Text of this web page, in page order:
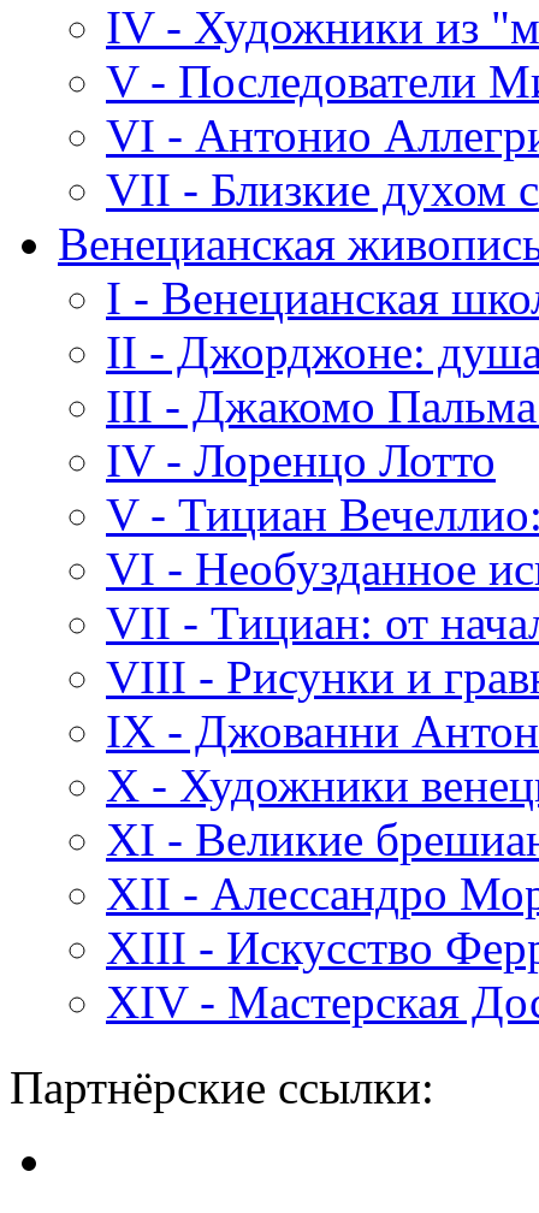
IV - Художники из
V - Последователи
VI - Антонио
VII - Близкие духом
Венецианская
I - Венецианская
II - Джорджоне:
III - Джакомо
IV - Лоренцо Лотто
V - Тициан
VI - Необузданное
VII - Тициан: от
VIII - Рисунки и
IX - Джованни
X - Художники
XI - Великие
XII - Алессандро
XIII - Искусство
XIV - Мастерская
Партнёрские ссылки: